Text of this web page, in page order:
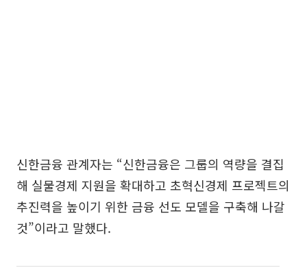
신한금융 관계자는 “신한금융은 그룹의 역량을 결집
해 실물경제 지원을 확대하고 초혁신경제 프로젝트의
추진력을 높이기 위한 금융 선도 모델을 구축해 나갈
것”이라고 말했다.